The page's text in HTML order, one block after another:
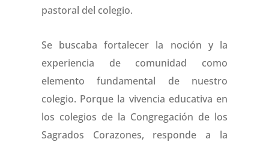
pastoral del colegio.
Se buscaba fortalecer la noción y la
experiencia de comunidad como
elemento fundamental de nuestro
colegio. Porque la vivencia educativa en
los colegios de la Congregación de los
Sagrados Corazones, responde a la